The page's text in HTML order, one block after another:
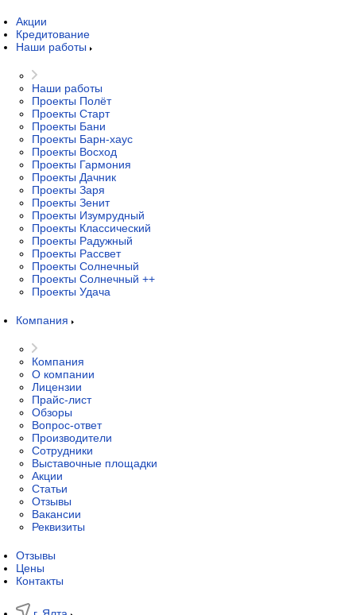
Акции
Кредитование
Наши работы
Наши работы
Проекты Полёт
Проекты Старт
Проекты Бани
Проекты Барн-хаус
Проекты Восход
Проекты Гармония
Проекты Дачник
Проекты Заря
Проекты Зенит
Проекты Изумрудный
Проекты Классический
Проекты Радужный
Проекты Рассвет
Проекты Солнечный
Проекты Солнечный ++
Проекты Удача
Компания
Компания
О компании
Лицензии
Прайс-лист
Обзоры
Вопрос-ответ
Производители
Сотрудники
Выставочные площадки
Акции
Статьи
Отзывы
Вакансии
Реквизиты
Отзывы
Цены
Контакты